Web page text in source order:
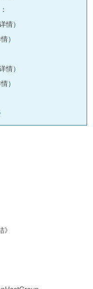
：
情）
）
情）
）
》